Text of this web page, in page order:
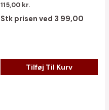
115,00 kr.
Stk prisen ved 3 99,00
Tilføj Til Kurv